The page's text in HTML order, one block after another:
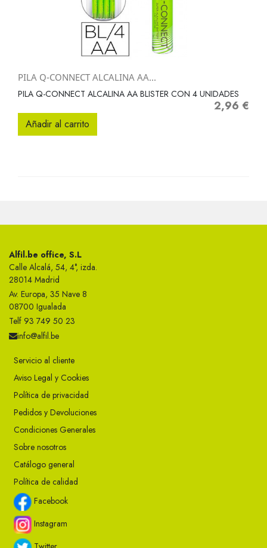
PILA Q-CONNECT ALCALINA AA...
PILA Q-CONNECT ALCALINA AA BLISTER CON 4 UNIDADES
Precio
2,96 €
Añadir al carrito
Alfil.be office, S.L
Calle Alcalá, 54, 4°, izda.
28014 Madrid
Av. Europa, 35 Nave 8
08700 Igualada
Telf 93 749 50 23
info@alfil.be
Servicio al cliente
Aviso Legal y Cookies
Política de privacidad
Pedidos y Devoluciones
Condiciones Generales
Sobre nosotros
Catálogo general
Política de calidad
Facebook
Instagram